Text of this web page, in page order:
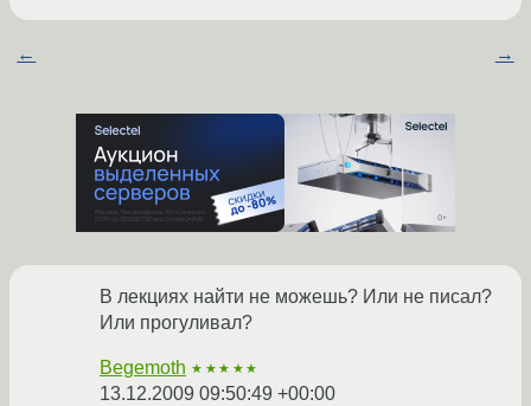
← →
В лекциях найти не можешь? Или не писал?
Или прогуливал?
Begemoth ★★★★★
13.12.2009 09:50:49 +00:00